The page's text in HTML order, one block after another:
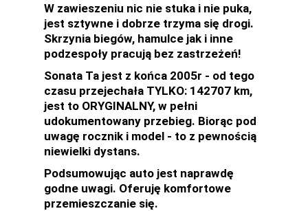
W zawieszeniu nic nie stuka i nie puka,
jest sztywne i dobrze trzyma się drogi.
Skrzynia biegów, hamulce jak i inne
podzespoły pracują bez zastrzeżeń!
Sonata Ta jest z końca 2005r - od tego
czasu przejechała TYLKO: 142707 km,
jest to ORYGINALNY, w pełni
udokumentowany przebieg. Biorąc pod
uwagę rocznik i model - to z pewnością
niewielki dystans.
Podsumowując auto jest naprawdę
godne uwagi. Oferuję komfortowe
przemieszczanie się.